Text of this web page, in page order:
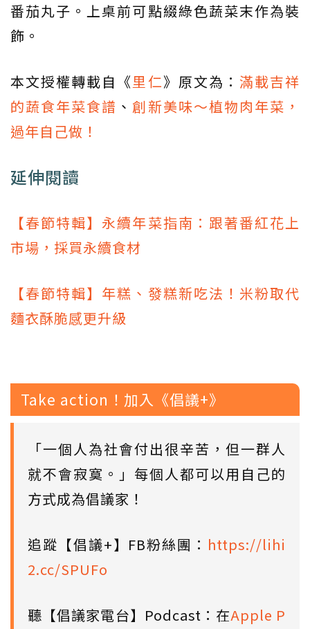
番茄丸子。上桌前可點綴綠色蔬菜末作為裝
飾。
本文授權轉載自《里仁》原文為： 滿載吉祥
的蔬食年菜食譜 、 創新美味～植物肉年菜，
過年自己做！
延伸閱讀
【春節特輯】永續年菜指南：跟著番紅花上
市場，採買永續食材
【春節特輯】年糕、發糕新吃法！米粉取代
麵衣酥脆感更升級
Take action！加入《倡議+》
「一個人為社會付出很辛苦，但一群人
就不會寂寞。」每個人都可以用自己的
方式成為倡議家！
追蹤【倡議+】FB粉絲團： https://lihi
2.cc/SPUFo
聽【倡議家電台】Podcast：在Apple P